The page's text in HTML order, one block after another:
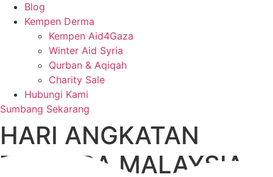
Blog
Kempen Derma
Kempen Aid4Gaza
Winter Aid Syria
Qurban & Aqiqah
Charity Sale
Hubungi Kami
Sumbang Sekarang
HARI ANGKATAN
TENTERA MALAYSIA